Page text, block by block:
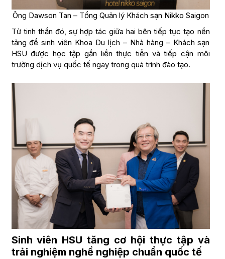
Ông Dawson Tan – Tổng Quản lý Khách sạn Nikko Saigon
Từ tinh thần đó, sự hợp tác giữa hai bên tiếp tục tạo nền
tảng để sinh viên Khoa Du lịch – Nhà hàng – Khách sạn
HSU được học tập gắn liền thực tiễn và tiếp cận môi
trường dịch vụ quốc tế ngay trong quá trình đào tạo.
Sinh viên HSU tăng cơ hội thực tập và
trải nghiệm nghề nghiệp chuẩn quốc tế